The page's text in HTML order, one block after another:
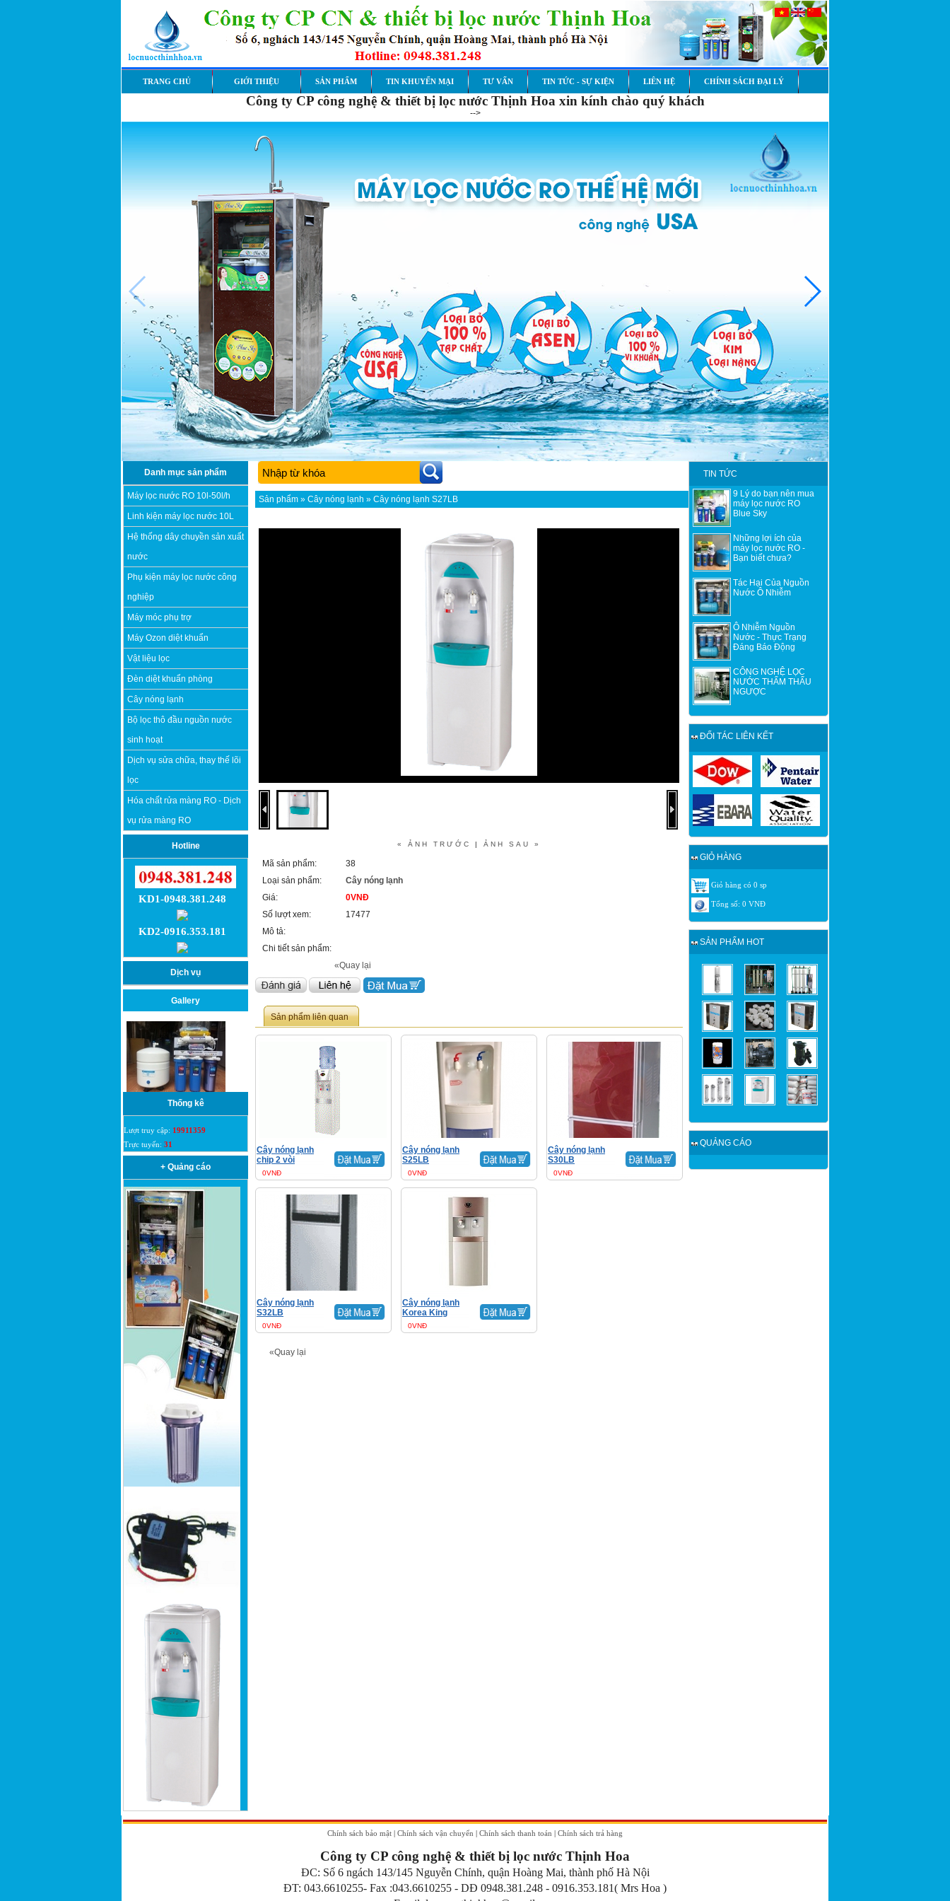
TRANG CHỦ GIỚI THIỆU SẢN PHẨM TIN KHUYẾN MẠI TƯ VẤN TIN TỨC - SỰ KIỆN LIÊN HỆ CHÍNH SÁCH ĐẠI LÝ
Công ty CP công nghệ & thiết bị lọc nước Thịnh Hoa xin kính chào quý khách
-->
Danh mục sản phẩm
Máy lọc nước RO 10l-50l/h
Linh kiện máy lọc nước 10L
Hệ thống dây chuyền sản xuất
nước
Phụ kiện máy lọc nước công
nghiệp
Máy móc phụ trợ
Máy Ozon diệt khuẩn
Vật liệu lọc
Đèn diệt khuẩn phòng
Cây nóng lạnh
Bộ lọc thô đầu nguồn nước
sinh hoạt
Dịch vụ sửa chữa, thay thế lõi
lọc
Hóa chất rửa màng RO - Dịch
vụ rửa màng RO
Hotline
KD1-0948.381.248
KD2-0916.353.181
Dịch vụ
Gallery
Thống kê
Lượt truy cập: 19911359
Trực tuyến: 31
+ Quảng cáo
Sản phẩm » Cây nóng lạnh » Cây nóng lạnh S27LB
« ẢNH TRƯỚC | ẢNH SAU »
Mã sản phẩm:
38
Loại sản phẩm:
Cây nóng lạnh
Giá:
0VNĐ
Số lượt xem:
17477
Mô tả:
Chi tiết sản phẩm:
«Quay lại
Sản phẩm liên quan
Cây nóng lạnh
chip 2 vòi
0VNĐ
Cây nóng lạnh
S25LB
0VNĐ
Cây nóng lạnh
S30LB
0VNĐ
Cây nóng lạnh
S32LB
0VNĐ
Cây nóng lạnh
Korea King
0VNĐ
«Quay lại
TIN TỨC
9 Lý do bạn nên mua
máy lọc nước RO
Blue Sky
Những lợi ích của
máy lọc nước RO -
Bạn biết chưa?
Tác Hại Của Nguồn
Nước Ô Nhiễm
Ô Nhiễm Nguồn
Nước - Thực Trạng
Đáng Báo Động
CÔNG NGHỆ LỌC
NƯỚC THẨM THẤU
NGƯỢC
ĐỐI TÁC LIÊN KẾT
GIỎ HÀNG
Giỏ hàng có 0 sp
Tổng số: 0 VNĐ
SẢN PHẨM HOT
QUẢNG CÁO
Chính sách bảo mật | Chính sách vận chuyển | Chính sách thanh toán | Chính sách trả hàng
Công ty CP công nghệ & thiết bị lọc nước Thịnh Hoa
ĐC: Số 6 ngách 143/145 Nguyễn Chính, quận Hoàng Mai, thành phố Hà Nội
ĐT: 043.6610255- Fax :043.6610255 - DĐ 0948.381.248 - 0916.353.181( Mrs Hoa )